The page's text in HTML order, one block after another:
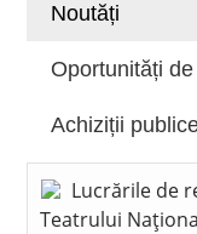
Noutăți
Oportunități
Achiziții
Lucrările de
Teatrului